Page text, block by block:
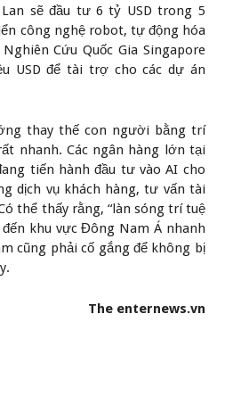
sẽ đầu tư 6 tỷ USD trong 5
công nghệ robot, tự động hóa
Cứu Quốc Gia Singapore
USD để tài trợ cho các dự án
thay thế con người bằng trí
nhanh. Các ngân hàng lớn tại
tiến hành đầu tư vào AI cho
dịch vụ khách hàng, tư vấn tài
thể thấy rằng, “làn sóng trí tuệ
khu vực Đông Nam Á nhanh
cũng phải cố gắng để không bị
The enternews.vn